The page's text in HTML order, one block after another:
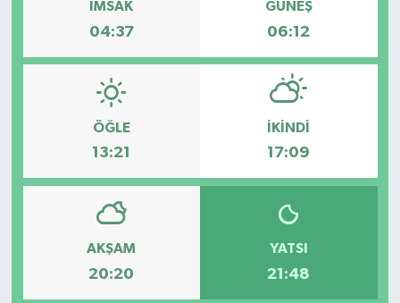
İMSAK
04:37
GÜNEŞ
06:12
ÖĞLE
13:21
İKINDI
17:09
AKŞAM
20:20
YATSI
21:48